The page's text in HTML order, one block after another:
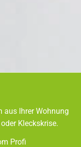
aus Ihrer Wohnung
Kleckskrise.
Profi